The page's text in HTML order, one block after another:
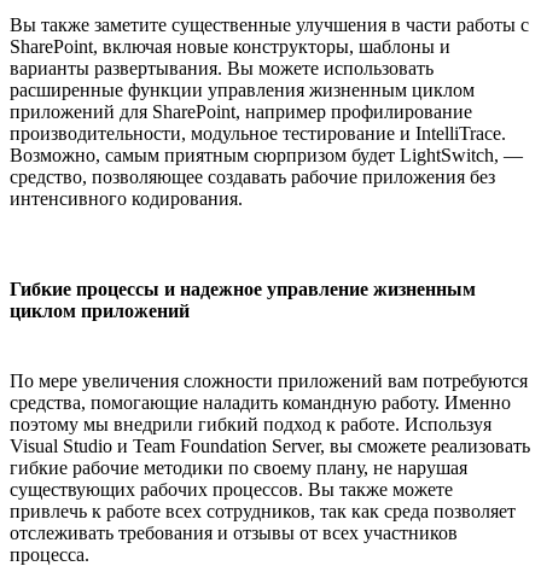
Вы также заметите существенные улучшения в части работы с
SharePoint, включая новые конструкторы, шаблоны и
варианты развертывания. Вы можете использовать
расширенные функции управления жизненным циклом
приложений для SharePoint, например профилирование
производительности, модульное тестирование и IntelliTrace.
Возможно, самым приятным сюрпризом будет LightSwitch, —
средство, позволяющее создавать рабочие приложения без
интенсивного кодирования.
Гибкие процессы и надежное управление жизненным
циклом приложений
По мере увеличения сложности приложений вам потребуются
средства, помогающие наладить командную работу. Именно
поэтому мы внедрили гибкий подход к работе. Используя
Visual Studio и Team Foundation Server, вы сможете реализовать
гибкие рабочие методики по своему плану, не нарушая
существующих рабочих процессов. Вы также можете
привлечь к работе всех сотрудников, так как среда позволяет
отслеживать требования и отзывы от всех участников
процесса.